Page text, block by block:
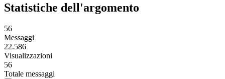
Statistiche dell'argomento
56
Messaggi
22.586
Visualizzazioni
56
Totale messaggi